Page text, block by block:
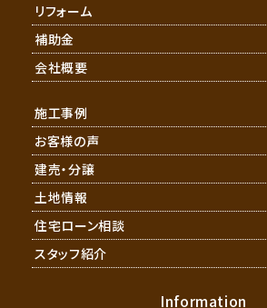
リフォーム
補助金
会社概要
施工事例
お客様の声
建売・分譲
土地情報
住宅ローン相談
スタッフ紹介
Information